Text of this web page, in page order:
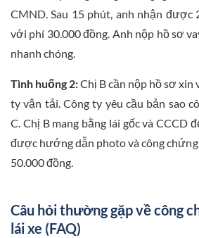
CMND. Sau 15 phút, anh nhận được
với phí 30.000 đồng. Anh nộp hồ sơ
nhanh chóng.
Tình huống 2:Chị B cần nộp hồ sơ xin
ty vận tải. Công ty yêu cầu bản sao
C. Chị B mang bằng lái gốc và CCCD
được hướng dẫn photo và công
50.000 đồng.
Câu hỏi thường gặp về công
lái xe (FAQ)